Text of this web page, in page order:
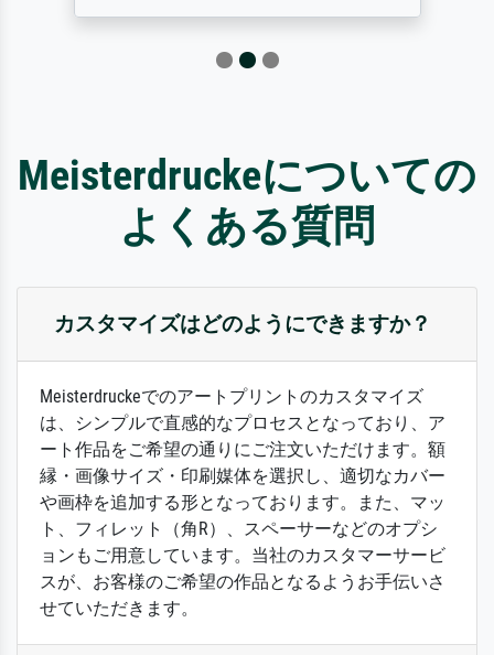
Meisterdruckeについての
よくある質問
カスタマイズはどのようにできますか？
Meisterdruckeでのアートプリントのカスタマイズ
は、シンプルで直感的なプロセスとなっており、ア
ート作品をご希望の通りにご注文いただけます。額
縁・画像サイズ・印刷媒体を選択し、適切なカバー
や画枠を追加する形となっております。また、マッ
ト、フィレット（角R）、スペーサーなどのオプシ
ョンもご用意しています。当社のカスタマーサービ
スが、お客様のご希望の作品となるようお手伝いさ
せていただきます。